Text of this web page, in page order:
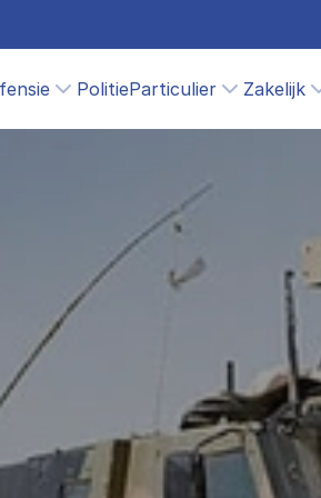
PolitieParticulier Zakelijk